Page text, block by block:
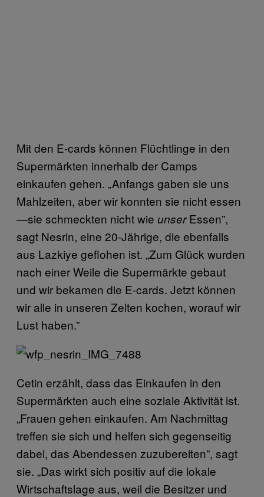
Mit den E-cards können Flüchtlinge in den
Supermärkten innerhalb der Camps
einkaufen gehen. „Anfangs gaben sie uns
Mahlzeiten, aber wir konnten sie nicht essen
—sie schmeckten nicht wie unserEssen”,
sagt Nesrin, eine 20-Jährige, die ebenfalls
aus Lazkiye geflohen ist. „Zum Glück wurden
nach einer Weile die Supermärkte gebaut
und wir bekamen die E-cards. Jetzt können
wir alle in unseren Zelten kochen, worauf wir
Lust haben.”
Cetin erzählt, dass das Einkaufen in den
Supermärkten auch eine soziale Aktivität ist.
„Frauen gehen einkaufen. Am Nachmittag
treffen sie sich und helfen sich gegenseitig
dabei, das Abendessen zuzubereiten”, sagt
sie. „Das wirkt sich positiv auf die lokale
Wirtschaftslage aus, weil die Besitzer und